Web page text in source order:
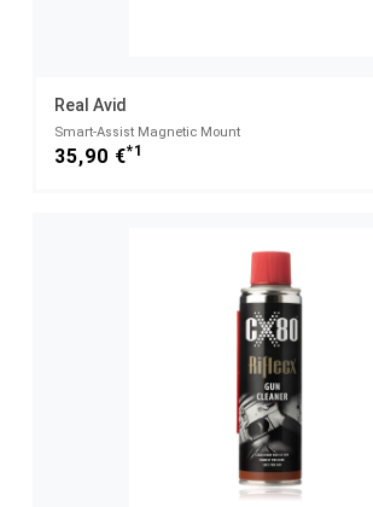
Real Avid
Smart-Assist Magnetic Mount
35,90 €*1